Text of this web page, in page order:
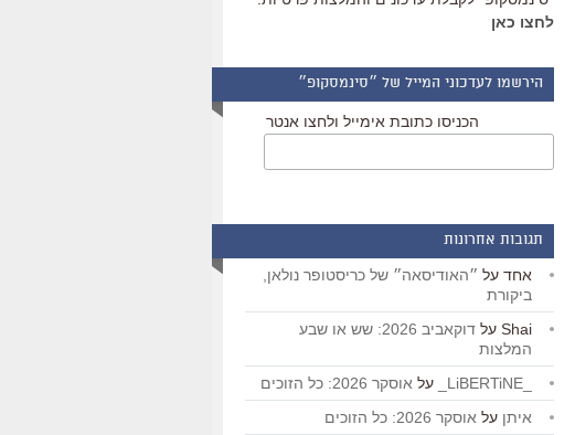
לחצו כאן
הירשמו לעדכוני המייל של ״סינמסקופ״
הכניסו כתובת אימייל ולחצו אנטר
תגובות אחרונות
אחד על ״האודיסאה״ של כריסטופר נולאן,
ביקורת
Shai על
דוקאביב 2026: שש או שבע
המלצות
על אוסקר 2026: כל הזוכים
איתן על אוסקר 2026: כל הזוכים